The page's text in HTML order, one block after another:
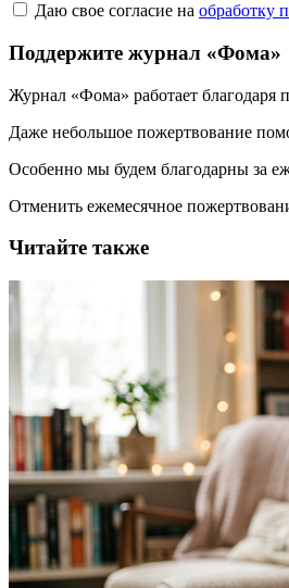
Даю свое согласие на обработку
Поддержите журнал «Фома»
Журнал «Фома» работает благодаря
Даже небольшое пожертвование
Особенно мы будем благодарны за
Отменить ежемесячное
Читайте также